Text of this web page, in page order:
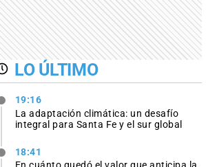
LO ÚLTIMO
19:16
La adaptación climática: un desafío
integral para Santa Fe y el sur global
18:41
En cuánto quedó el valor que anticipa la